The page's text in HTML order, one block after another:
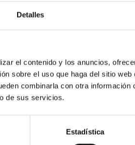
Detalles
el contenido y los anuncios,
sobre el uso que haga del sitio
combinarla con otra información
de sus servicios.
Estadística
between Cloud and
between the magnetic field
and their angular momentum